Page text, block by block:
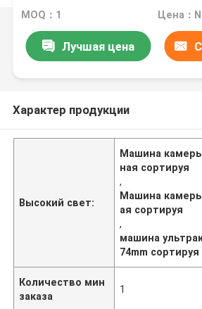
MOQ：1 Цена：
Лучшая цена
Характер продукции
Высокий свет:
Машина камеры
ная сортируя
,
Машина камеры
ая сортируя
,
машина
74mm сортируя
Количество мин
заказа
1